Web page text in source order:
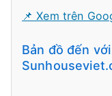
📌 Xem trên
Bản đồ đến